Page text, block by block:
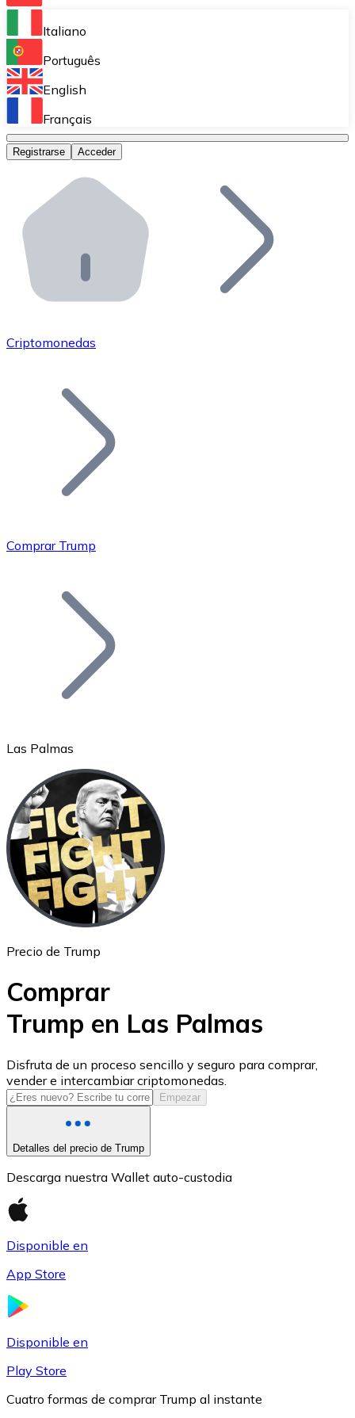
Bitnovo Ramp
Integra nuestra solución en tu plataforma.
Bitnovo Giftcards
Bitnovo OTC
Bitnovo ATM
Integra un ATM Bitnovo en tu negocio y permite que
Bitnovo API
Integra nuestra API en tu ecosistema.
Únete a nuestra red de distribuidores.
Añade tu proyecto a nuestro ecosistema.
Bitcoin
Ethereum
ETH
USD Coin
USDC
Italiano
Português
English
Français
Registrarse Acceder
Criptomonedas
Comprar Trump
Las Palmas
Precio de Trump
Comprar
Trump en Las Palmas
Disfruta de un proceso sencillo y seguro para comprar,
vender e intercambiar criptomonedas.
Empezar
Detalles del precio de Trump
Descarga nuestra Wallet auto-custodia
Disponible en
App Store
Disponible en
Play Store
Cuatro formas de comprar Trump al instante